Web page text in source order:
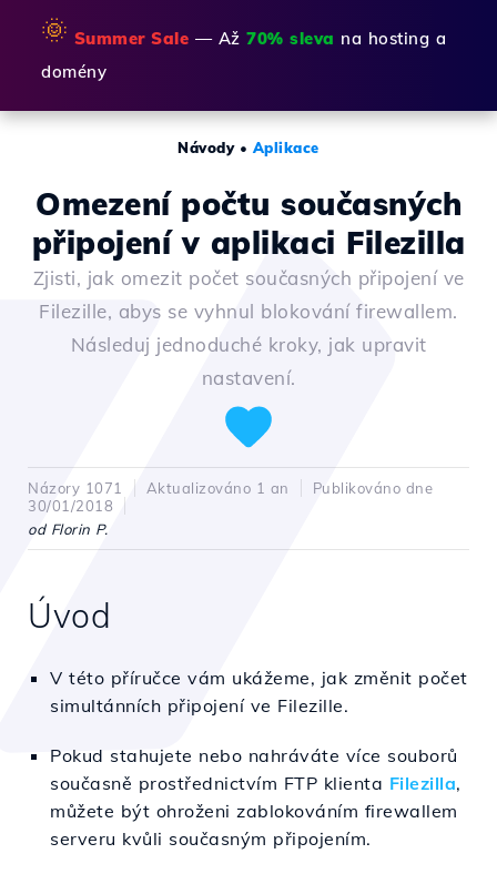
🌞 Summer Sale — Až 70% sleva na hosting a
domény
Návody• Aplikace
Omezení počtu současných
připojení v aplikaci Filezilla
Zjisti, jak omezit počet současných připojení ve
Filezille, abys se vyhnul blokování firewallem.
Následuj jednoduché kroky, jak upravit
nastavení.
Názory 1071 Aktualizováno 1 an
Publikováno dne
30/01/2018
od Florin P.
Úvod
V této příručce vám ukážeme, jak změnit počet
simultánních připojení ve Filezille.
Pokud stahujete nebo nahráváte více souborů
současně prostřednictvím FTP klienta Filezilla,
můžete být ohroženi zablokováním firewallem
serveru kvůli současným připojením.